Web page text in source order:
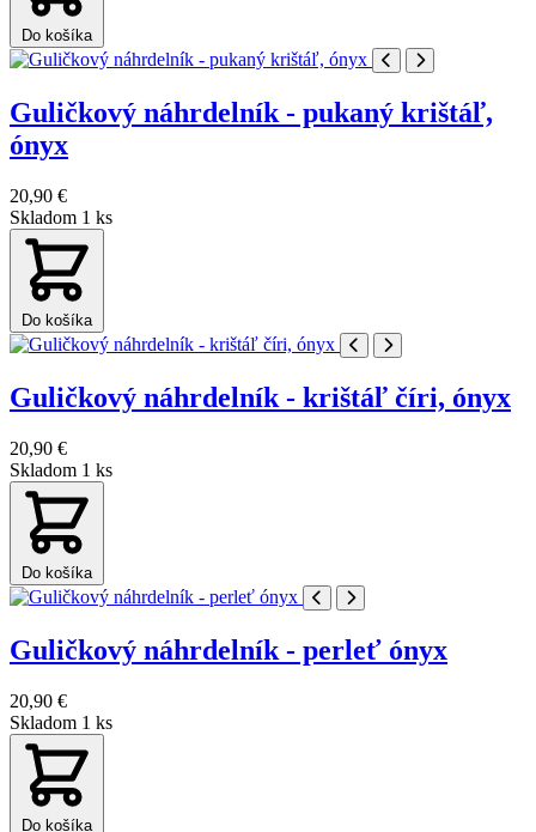
Do košíka
Guličkový náhrdelník - pukaný krištáľ,
ónyx
20,90 €
Skladom 1 ks
Do košíka
Guličkový náhrdelník - krištáľ číri, ónyx
20,90 €
Skladom 1 ks
Do košíka
Guličkový náhrdelník - perleť ónyx
20,90 €
Skladom 1 ks
Do košíka